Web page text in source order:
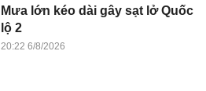
Mưa lớn kéo dài gây sạt lở Quốc
lộ 2
20:22 6/8/2026